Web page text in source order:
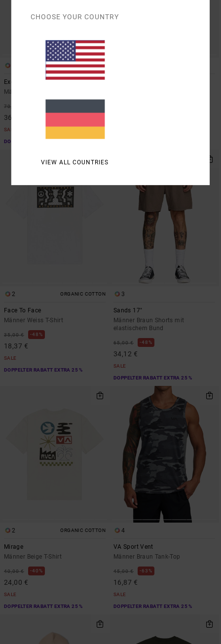
Exotica Stripe
Männer Beige Kurzärmliges Hemd
70,00 €
36,75 €
SALE
DOPPELTER RABATT EXTRA 25 %
2 ORGANIC COTTON
Face To Face
Männer Weiss T-Shirt
35,00 € 48%
18,37 €
SALE
DOPPELTER RABATT EXTRA 25 %
3
Sands 17"
Männer Braun Shorts mit
elastischem Bund
65,00 € 48%
34,12 €
SALE
DOPPELTER RABATT EXTRA 25 %
2 ORGANIC COTTON
Mirage
Männer Beige T-Shirt
40,00 € 40%
24,00 €
SALE
DOPPELTER RABATT EXTRA 25 %
4
VA Sport Vent
Männer Braun Tank-Top
45,00 € 63%
16,87 €
SALE
DOPPELTER RABATT EXTRA 25 %
CHOOSE YOUR COUNTRY
VIEW ALL COUNTRIES